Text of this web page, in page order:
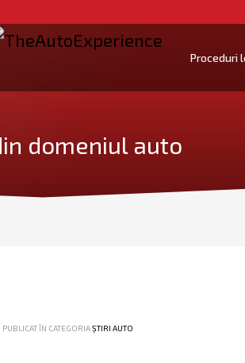
Proceduri
domeniul auto
PUBLICAT ÎN CATEGORIAȘTIRI AUTO